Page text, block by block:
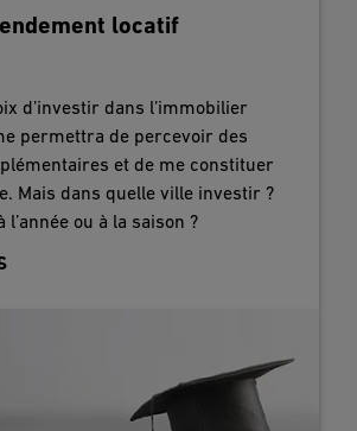
locatif
d’investir dans l’immobilier
permettra de percevoir des
et de me constituer
Mais dans quelle ville investir ?
l’année ou à la saison ?